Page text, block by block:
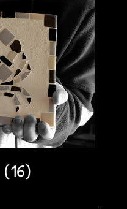
(16)